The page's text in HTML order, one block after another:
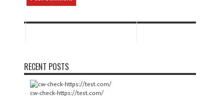
RECENT POSTS
cw-check-https://test.com/